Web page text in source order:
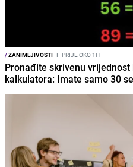
/ZANIMLJIVOSTI I PRIJE OKO 1H
Pronađite skrivenu
kalkulatora: Imate samo 30